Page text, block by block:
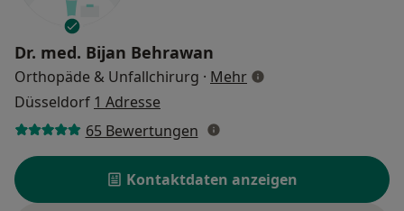
Dr. med. Bijan Behrawan
Orthopäde & Unfallchirurg · Mehrüber Spezialisierungen
Düsseldorf 1 Adresse
65 Bewertungen
Kontaktdaten anzeigen